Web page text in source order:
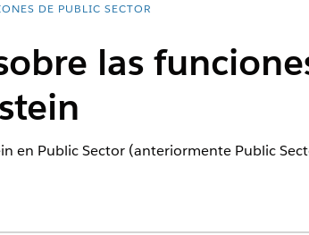
DE PUBLIC SECTOR
las
en Public Sector (anteriormente Public